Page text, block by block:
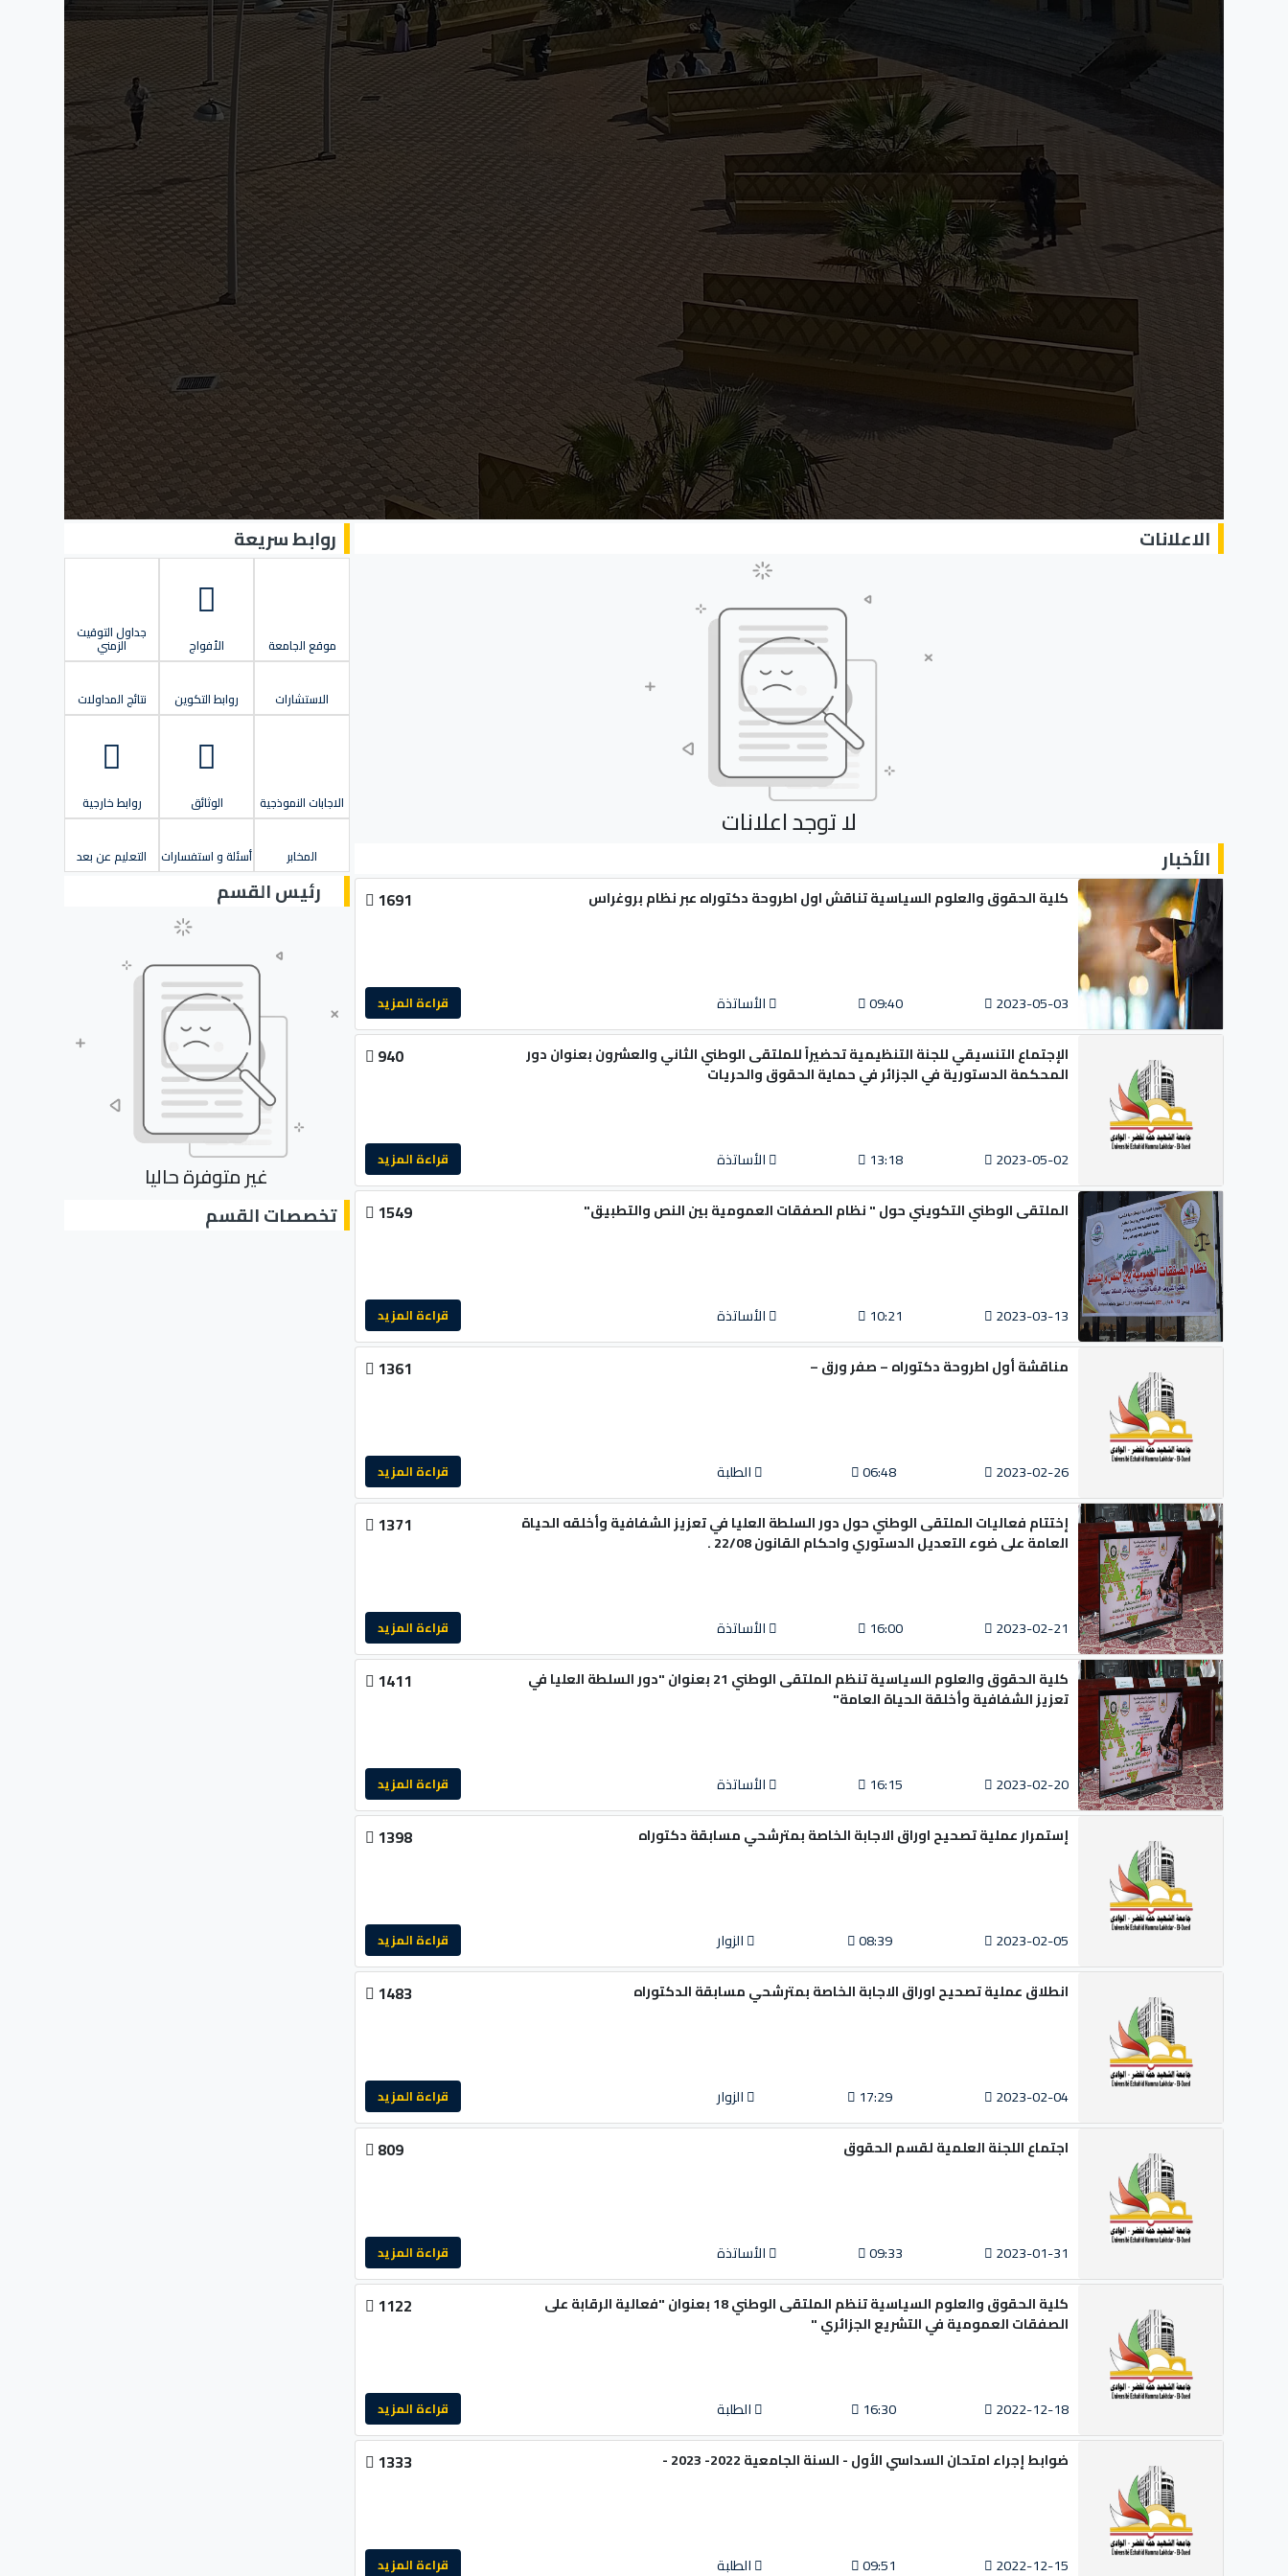
الاعلانات
لا توجد اعلانات
الأخبار
كلية الحقوق والعلوم السياسية تناقش اول اطروحة دكتوراه عبر نظام بروغراس 1691
2023-05-03
09:40 الأساتذة قراءة المزيد
الإجتماع التنسيقي للجنة التنظيمية تحضيراً للملتقى الوطني الثاني والعشرون بعنوان دور
المحكمة الدستورية في الجزائر في حماية الحقوق والحريات
940
2023-05-02
13:18 الأساتذة قراءة المزيد
الملتقى الوطني التكويني حول " نظام الصفقات العمومية بين النص والتطبيق" 1549
2023-03-13
10:21 الأساتذة قراءة المزيد
مناقشة أول اطروحة دكتوراه – صفر ورق – 1361
2023-02-26
06:48 الطلبة قراءة المزيد
إختتام فعاليات الملتقى الوطني حول دور السلطة العليا في تعزيز الشفافية وأخلقه الحياة
العامة على ضوء التعديل الدستوري واحكام القانون 22/08 .
1371
2023-02-21
16:00 الأساتذة قراءة المزيد
كلية الحقوق والعلوم السياسية تنظم الملتقى الوطني 21 بعنوان "دور السلطة العليا في
تعزيز الشفافية وأخلقة الحياة العامة"
1411
2023-02-20
16:15 الأساتذة قراءة المزيد
إستمرار عملية تصحيح اوراق الاجابة الخاصة بمترشحي مسابقة دكتوراه 1398
2023-02-05
08:39 الزوار قراءة المزيد
انطلاق عملية تصحيح اوراق الاجابة الخاصة بمترشحي مسابقة الدكتوراه 1483
2023-02-04
17:29 الزوار قراءة المزيد
اجتماع اللجنة العلمية لقسم الحقوق 809
2023-01-31
09:33 الأساتذة قراءة المزيد
كلية الحقوق والعلوم السياسية تنظم الملتقى الوطني 18 بعنوان "فعالية الرقابة على
الصفقات العمومية في التشريع الجزائري "
1122
2022-12-18
16:30 الطلبة قراءة المزيد
ضوابط إجراء امتحان السداسي الأول - السنة الجامعية 2022- 2023 - 1333
2022-12-15
09:51 الطلبة قراءة المزيد
روابط سريعة
موقع الجامعة الأفواج
جداول التوقيت
الزمني
الاستشارات روابط التكوين نتائج المداولات
الاجابات النموذجية الوثائق روابط خارجية
المخابر أسئلة و استفسارات التعليم عن بعد
رئيس القسم
غير متوفرة حاليا
تخصصات القسم